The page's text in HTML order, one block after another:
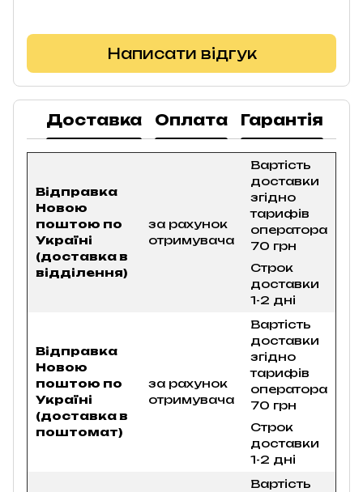
Написати відгук
Доставка Оплата Гарантія
Відправка
Новою
поштою по
Україні
(доставка в
відділення)
за рахунок
отримувача
Вартість
доставки
згідно
тарифів
оператора
70 грн
Строк
доставки
1-2 дні
Відправка
Новою
поштою по
Україні
(доставка в
поштомат)
за рахунок
отримувача
Вартість
доставки
згідно
тарифів
оператора
70 грн
Строк
доставки
1-2 дні
Вартість